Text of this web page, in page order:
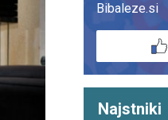
Bibaleze.si
Najstniki